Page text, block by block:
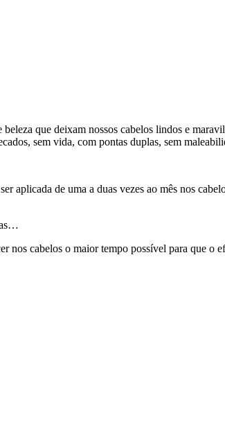
que deixam nossos cabelos lindos e
sem vida, com pontas duplas, sem
aplicada de uma a duas vezes ao mês nos
nos cabelos o maior tempo possível para que o